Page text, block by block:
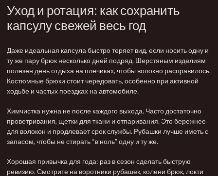
Уход и ротация: как сохранить
капсулу свежей весь год
Даже идеальная капсула быстро теряет вид, если носить одну и
ту же пару брюк несколько дней подряд. Шерстяным изделиям
полезен день отдыха на плечиках, чтобы волокно расправилось.
Костюмные брюки стоит чередовать, особенно при активной
ходьбе и частых поездках на автомобиле.
Химчистка нужна не после каждого выхода. Часто достаточно
проветривания, щетки для ткани и отпаривания. Это бережнее
для волокон и продлевает срок службы. Рубашки лучше иметь с
запасом, чтобы не стирать “в ноль” одну и ту же.
Хорошая привычка для года: раз в сезон сделать быструю
ревизию. Смотрите на воротники рубашек, колени брюк, локти